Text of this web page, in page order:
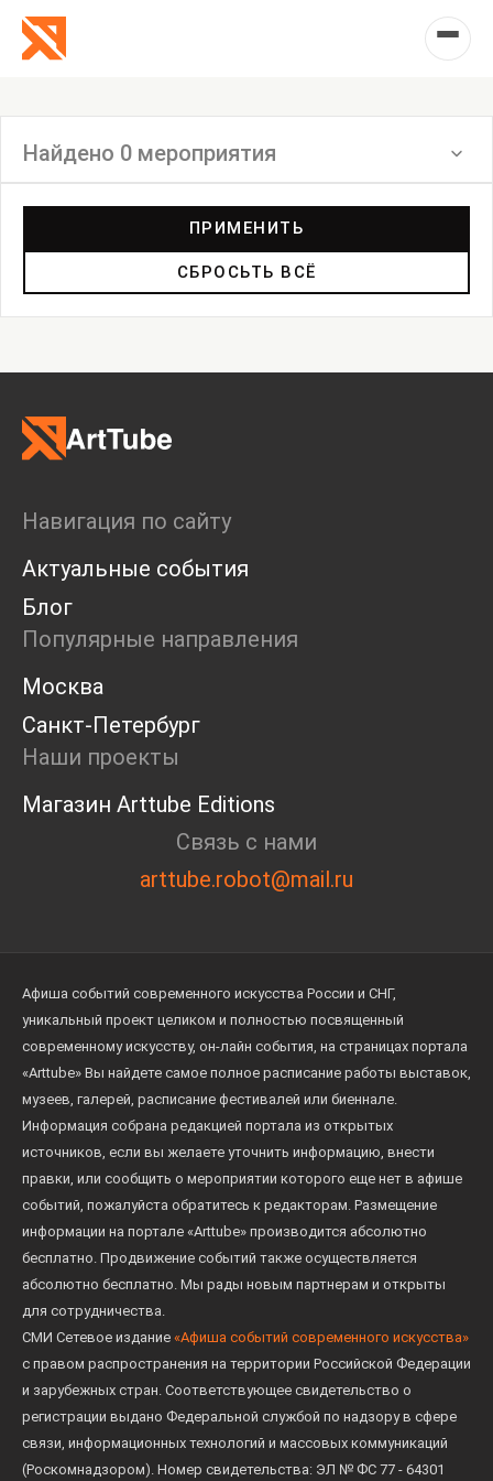
Найдено 0 мероприятия
Дискуссия
Пост-релиз
Пресс-конференция
Ярмарка
Open call
Экскурсия
Дискуссия
Cosmoscow 2024
Blazar 2024
Встречи
Круглый стол
ПРИМЕНИТЬ
СБРОСЬТЬ ВСЁ
Навигация по сайту
Актуальные события
Блог
Популярные направления
Москва
Санкт-Петербург
Наши проекты
Магазин Arttube Editions
Связь с нами
arttube.robot@mail.ru
Афиша событий современного искусства России и СНГ,
уникальный проект целиком и полностью посвященный
современному искусству, он-лайн события, на страницах портала
«Arttube» Вы найдете самое полное расписание работы выставок,
музеев, галерей, расписание фестивалей или биеннале.
Информация собрана редакцией портала из открытых
источников, если вы желаете уточнить информацию, внести
правки, или сообщить о мероприятии которого еще нет в афише
событий, пожалуйста обратитесь к редакторам. Размещение
информации на портале «Arttube» производится абсолютно
бесплатно. Продвижение событий также осуществляется
абсолютно бесплатно. Мы рады новым партнерам и открыты
для сотрудничества.
СМИ Сетевое издание «Афиша событий современного искусства»
с правом распространения на территории Российской Федерации
и зарубежных стран. Соответствующее свидетельство о
регистрации выдано Федеральной службой по надзору в сфере
связи, информационных технологий и массовых коммуникаций
(Роскомнадзором). Номер свидетельства: ЭЛ № ФС 77 - 64301